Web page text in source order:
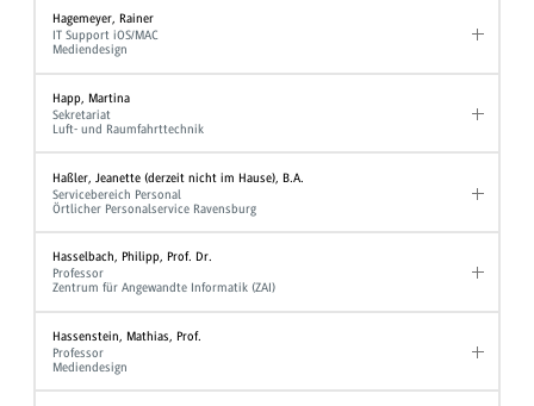
Hagemeyer, Rainer
IT Support iOS/MAC
Mediendesign
Happ, Martina
Sekretariat
Luft- und Raumfahrttechnik
Haßler, Jeanette (derzeit nicht im Hause), B.A.
Servicebereich Personal
Örtlicher Personalservice Ravensburg
Hasselbach, Philipp, Prof. Dr.
Professor
Zentrum für Angewandte Informatik (ZAI)
Hassenstein, Mathias, Prof.
Professor
Mediendesign